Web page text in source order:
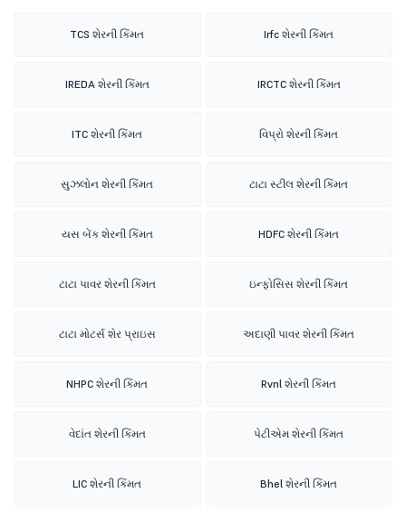
TCS શેરની કિંમત Irfc શેરની કિંમત
IREDA શેરની કિંમત IRCTC શેરની કિંમત
ITC શેરની કિંમત વિપ્રો શેરની કિંમત
સુઝલોન શેરની કિંમત ટાટા સ્ટીલ શેરની કિંમત
યસ બેંક શેરની કિંમત HDFC શેરની કિંમત
ટાટા પાવર શેરની કિંમત ઇન્ફોસિસ શેરની કિંમત
ટાટા મોટર્સ શેર પ્રાઇસ અદાણી પાવર શેરની કિંમત
NHPC શેરની કિંમત Rvnl શેરની કિંમત
વેદાંત શેરની કિંમત પેટીએમ શેરની કિંમત
LIC શેરની કિંમત Bhel શેરની કિંમત